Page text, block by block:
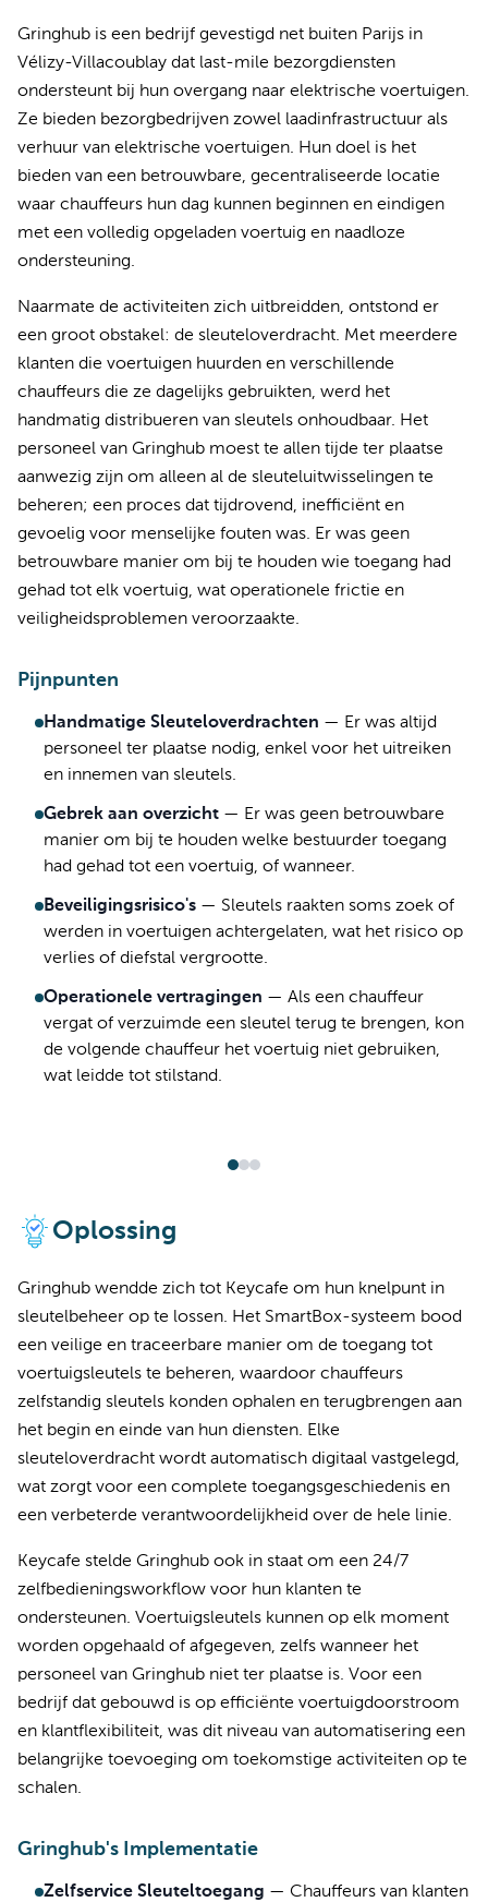
Gringhub is een bedrijf gevestigd net buiten Parijs in
Vélizy-Villacoublay dat last-mile bezorgdiensten
ondersteunt bij hun overgang naar elektrische voertuigen.
Ze bieden bezorgbedrijven zowel laadinfrastructuur als
verhuur van elektrische voertuigen. Hun doel is het
bieden van een betrouwbare, gecentraliseerde locatie
waar chauffeurs hun dag kunnen beginnen en eindigen
met een volledig opgeladen voertuig en naadloze
ondersteuning.
Naarmate de activiteiten zich uitbreidden, ontstond er
een groot obstakel: de sleuteloverdracht. Met meerdere
klanten die voertuigen huurden en verschillende
chauffeurs die ze dagelijks gebruikten, werd het
handmatig distribueren van sleutels onhoudbaar. Het
personeel van Gringhub moest te allen tijde ter plaatse
aanwezig zijn om alleen al de sleuteluitwisselingen te
beheren; een proces dat tijdrovend, inefficiënt en
gevoelig voor menselijke fouten was. Er was geen
betrouwbare manier om bij te houden wie toegang had
gehad tot elk voertuig, wat operationele frictie en
veiligheidsproblemen veroorzaakte.
Pijnpunten
Handmatige Sleuteloverdrachten — Er was altijd
personeel ter plaatse nodig, enkel voor het uitreiken
en innemen van sleutels.
Gebrek aan overzicht — Er was geen betrouwbare
manier om bij te houden welke bestuurder toegang
had gehad tot een voertuig, of wanneer.
Beveiligingsrisico's — Sleutels raakten soms zoek of
werden in voertuigen achtergelaten, wat het risico op
verlies of diefstal vergrootte.
Operationele vertragingen — Als een chauffeur
vergat of verzuimde een sleutel terug te brengen, kon
de volgende chauffeur het voertuig niet gebruiken,
wat leidde tot stilstand.
Oplossing
Gringhub wendde zich tot Keycafe om hun knelpunt in
sleutelbeheer op te lossen. Het SmartBox-systeem bood
een veilige en traceerbare manier om de toegang tot
voertuigsleutels te beheren, waardoor chauffeurs
zelfstandig sleutels konden ophalen en terugbrengen aan
het begin en einde van hun diensten. Elke
sleuteloverdracht wordt automatisch digitaal vastgelegd,
wat zorgt voor een complete toegangsgeschiedenis en
een verbeterde verantwoordelijkheid over de hele linie.
Keycafe stelde Gringhub ook in staat om een 24/7
zelfbedieningsworkflow voor hun klanten te
ondersteunen. Voertuigsleutels kunnen op elk moment
worden opgehaald of afgegeven, zelfs wanneer het
personeel van Gringhub niet ter plaatse is. Voor een
bedrijf dat gebouwd is op efficiënte voertuigdoorstroom
en klantflexibiliteit, was dit niveau van automatisering een
belangrijke toevoeging om toekomstige activiteiten op te
schalen.
Gringhub's Implementatie
Zelfservice Sleuteltoegang — Chauffeurs van klanten